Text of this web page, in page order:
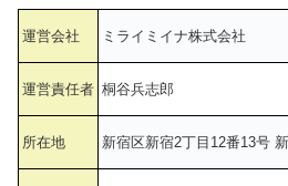
運営会社 ミライミイナ株式会社
運営責任者 桐谷兵志郎
所在地 新宿区新宿2丁目12番13号